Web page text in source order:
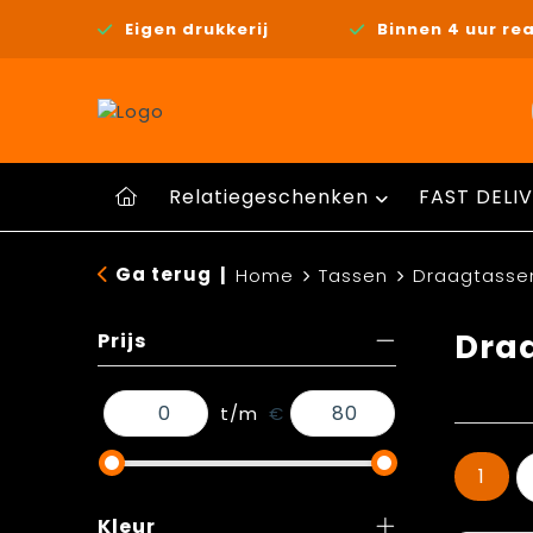
Eigen drukkerij Binnen 4 uur
Relatiegeschenken FAST
Ga terug Home Tassen
Prijs
t/m €
Kleur
1